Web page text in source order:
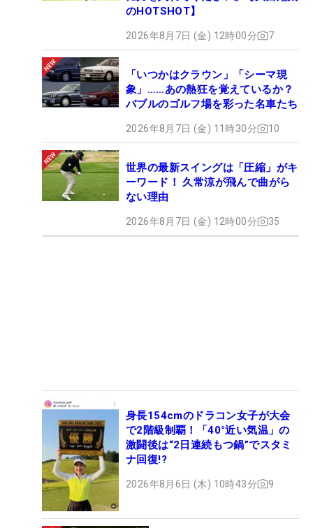
のHOTSHOT】
2026年8月7日 (金) 12時00分 7
「いつかはクラウン」「シーマ現
象」……あの熱狂を覚えているか？
バブルのゴルフ場を彩った名車たち
2026年8月7日 (金) 11時30分 10
世界の最新スイングは「圧縮」がキ
ーワード！ 久常涼が飛んで曲がら
ない理由
2026年8月7日 (金) 12時00分 35
身長154cmのドラコン女子が大会
で2階級制覇！「40°近い気温」の
激闘後は“2日連続もつ鍋”でスタミ
ナ回復!?
2026年8月6日 (木) 10時43分 9